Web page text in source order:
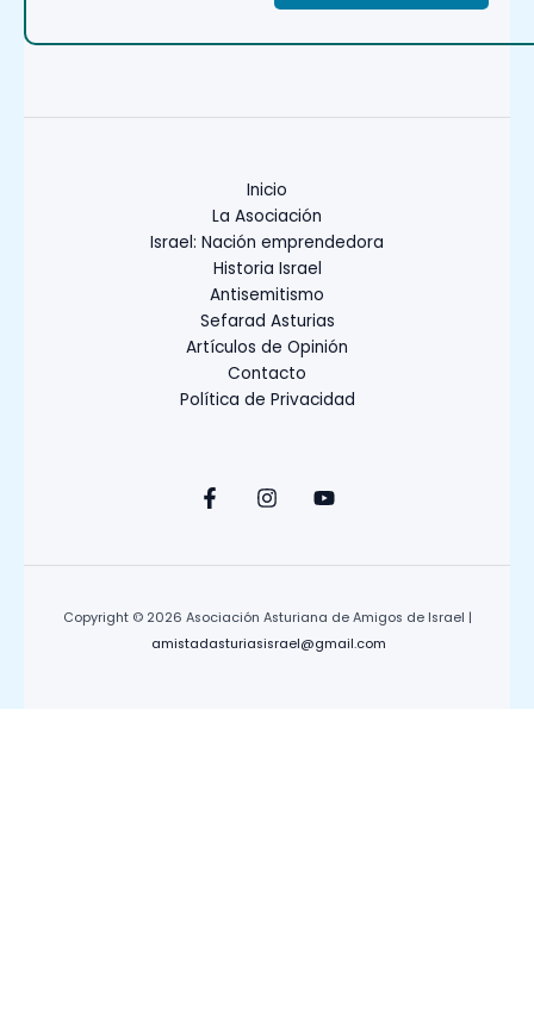
Inicio
La Asociación
Israel: Nación emprendedora
Historia Israel
Antisemitismo
Sefarad Asturias
Artículos de Opinión
Contacto
Política de Privacidad
Copyright © 2026 Asociación Asturiana de Amigos de Israel |
amistadasturiasisrael@gmail.com